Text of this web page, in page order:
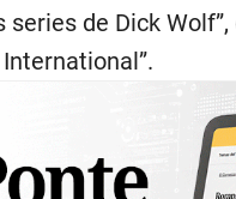
de Dick